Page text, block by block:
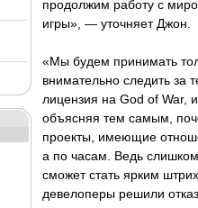
продолжим работу с
игры», — уточняет Джон.
«Мы будем принимать
внимательно следить за
лицензия на God of War,
объясняя тем самым,
проекты, имеющие
а по часам. Ведь
сможет стать ярким
девелоперы решили